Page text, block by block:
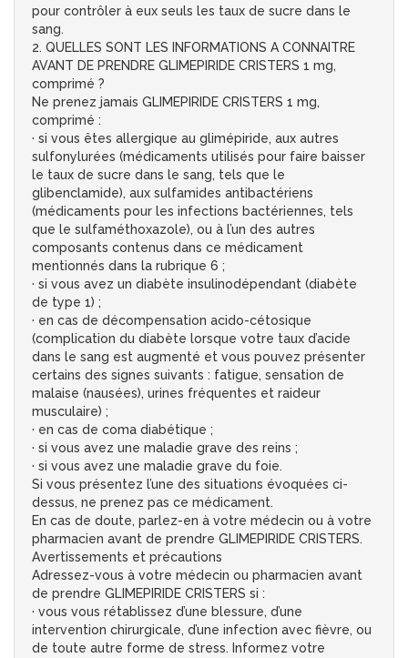
pour contrôler à eux seuls les taux de sucre dans le
sang.
2. QUELLES SONT LES INFORMATIONS A CONNAITRE
AVANT DE PRENDRE GLIMEPIRIDE CRISTERS 1 mg,
comprimé ?
Ne prenez jamais GLIMEPIRIDE CRISTERS 1 mg,
comprimé :
· si vous êtes allergique au glimépiride, aux autres
sulfonylurées (médicaments utilisés pour faire baisser
le taux de sucre dans le sang, tels que le
glibenclamide), aux sulfamides antibactériens
(médicaments pour les infections bactériennes, tels
que le sulfaméthoxazole), ou à l’un des autres
composants contenus dans ce médicament
mentionnés dans la rubrique 6 ;
· si vous avez un diabète insulinodépendant (diabète
de type 1) ;
· en cas de décompensation acido-cétosique
(complication du diabète lorsque votre taux d’acide
dans le sang est augmenté et vous pouvez présenter
certains des signes suivants : fatigue, sensation de
malaise (nausées), urines fréquentes et raideur
musculaire) ;
· en cas de coma diabétique ;
· si vous avez une maladie grave des reins ;
· si vous avez une maladie grave du foie.
Si vous présentez l’une des situations évoquées ci-
dessus, ne prenez pas ce médicament.
En cas de doute, parlez-en à votre médecin ou à votre
pharmacien avant de prendre GLIMEPIRIDE CRISTERS.
Avertissements et précautions
Adressez-vous à votre médecin ou pharmacien avant
de prendre GLIMEPIRIDE CRISTERS si :
· vous vous rétablissez d’une blessure, d’une
intervention chirurgicale, d’une infection avec fièvre, ou
de toute autre forme de stress. Informez votre